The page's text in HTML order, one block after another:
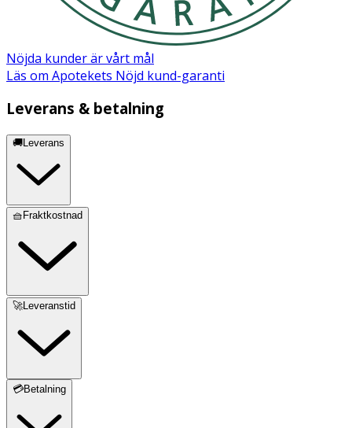
Nöjda kunder är vårt mål
Läs om Apotekets Nöjd kund-garanti
Leverans & betalning
🚚Leverans
🧺Fraktkostnad
🚀Leveranstid
💳Betalning